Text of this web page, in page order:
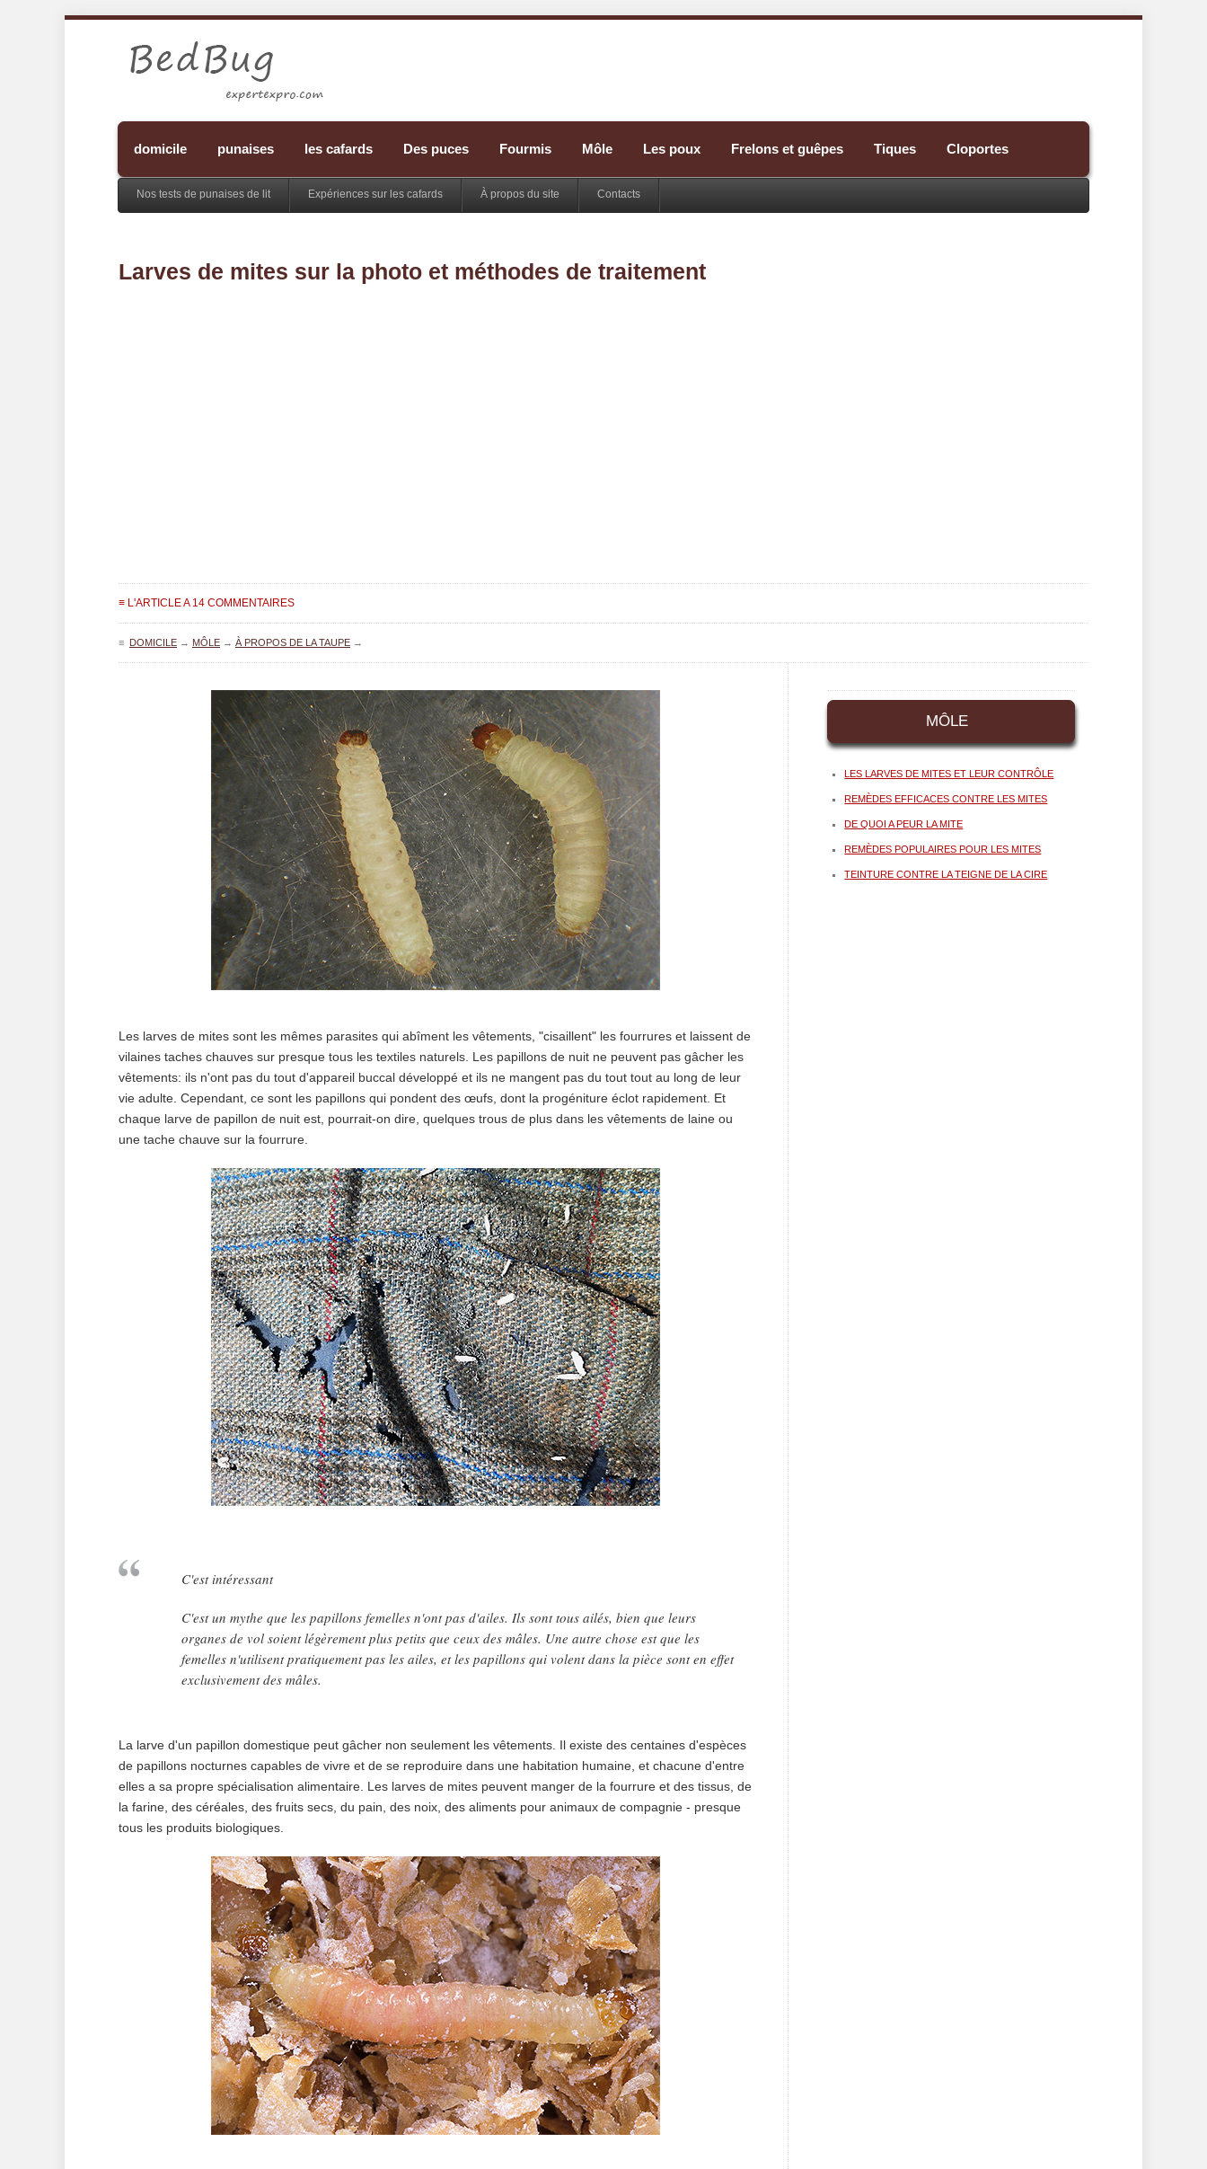
domicile punaises les cafards Des puces Fourmis Môle Les poux Frelons et guêpes Tiques Cloportes
Nos tests de punaises de lit Expériences sur les cafards À propos du site Contacts
Larves de mites sur la photo et méthodes de traitement
≡ L'ARTICLE A 14 COMMENTAIRES
≡ DOMICILE → MÔLE → À PROPOS DE LA TAUPE →
Les larves de mites sont les mêmes parasites qui abîment les vêtements, "cisaillent" les fourrures et laissent de
vilaines taches chauves sur presque tous les textiles naturels. Les papillons de nuit ne peuvent pas gâcher les
vêtements: ils n'ont pas du tout d'appareil buccal développé et ils ne mangent pas du tout tout au long de leur
vie adulte. Cependant, ce sont les papillons qui pondent des œufs, dont la progéniture éclot rapidement. Et
chaque larve de papillon de nuit est, pourrait-on dire, quelques trous de plus dans les vêtements de laine ou
une tache chauve sur la fourrure.
C'est intéressant
C'est un mythe que les papillons femelles n'ont pas d'ailes. Ils sont tous ailés, bien que leurs
organes de vol soient légèrement plus petits que ceux des mâles. Une autre chose est que les
femelles n'utilisent pratiquement pas les ailes, et les papillons qui volent dans la pièce sont en effet
exclusivement des mâles.
La larve d'un papillon domestique peut gâcher non seulement les vêtements. Il existe des centaines d'espèces
de papillons nocturnes capables de vivre et de se reproduire dans une habitation humaine, et chacune d'entre
elles a sa propre spécialisation alimentaire. Les larves de mites peuvent manger de la fourrure et des tissus, de
la farine, des céréales, des fruits secs, du pain, des noix, des aliments pour animaux de compagnie - presque
tous les produits biologiques.
MÔLE
LES LARVES DE MITES ET LEUR CONTRÔLE
REMÈDES EFFICACES CONTRE LES MITES
DE QUOI A PEUR LA MITE
REMÈDES POPULAIRES POUR LES MITES
TEINTURE CONTRE LA TEIGNE DE LA CIRE